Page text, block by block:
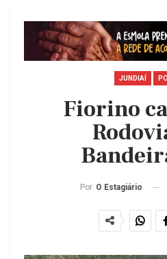
JUNDIAÍ
Fiorino
Por O Estagiário